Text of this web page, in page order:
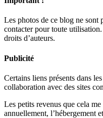
Les photos de ce blog ne sont
contacter pour toute
droits d’auteurs.
Publicité
Certains liens présents dans
collaboration avec des sites
Les petits revenus que cela
annuellement, l’hébergement